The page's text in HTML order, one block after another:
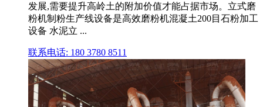
发展,需要提升高岭土的附加价值才能占据市场。立式磨
粉机制粉生产线设备是高效磨粉机混凝土200目石粉加工
设备 水泥立 ...
联系电话: 180 3780 8511